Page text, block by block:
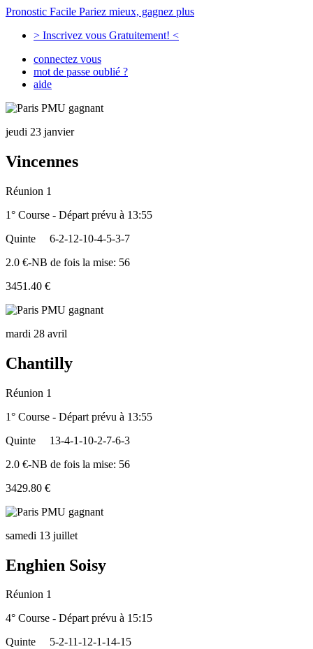
Pronostic Facile Pariez mieux, gagnez plus
> Inscrivez vous Gratuitement! <
connectez vous
mot de passe oublié ?
aide
jeudi 23 janvier
Vincennes
Réunion 1
1° Course - Départ prévu à 13:55
Quinte
6-2-12-10-4-5-3-7
2.0 €-NB de fois la mise: 56
3451.40 €
mardi 28 avril
Chantilly
Réunion 1
1° Course - Départ prévu à 13:55
Quinte
13-4-1-10-2-7-6-3
2.0 €-NB de fois la mise: 56
3429.80 €
samedi 13 juillet
Enghien Soisy
Réunion 1
4° Course - Départ prévu à 15:15
Quinte
5-2-11-12-1-14-15